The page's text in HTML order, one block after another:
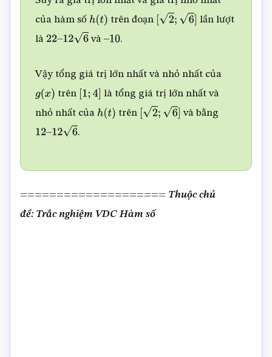
của hàm số h(t) trên đoạn [ 2 6]
lần lượt
là 22– 126 và 10.
Vậy tổng giá trị lớn nhất và nhỏ nhất của
g(x) trên [1; 4] là tổng giá trị lớn nhất và
nhỏ nhất của h(t) trên [ 2 6] và bằng
12– 126 .
==================== Thuộc chủ
đề: Trắc nghiệm VDC Hàm số